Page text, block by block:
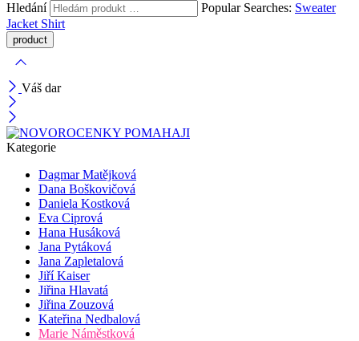
Hledání Popular Searches: Sweater
Jacket Shirt
Váš dar
Kategorie
Dagmar Matějková
Dana Boškovičová
Daniela Kostková
Eva Ciprová
Hana Husáková
Jana Pytáková
Jana Zapletalová
Jiří Kaiser
Jiřina Hlavatá
Jiřina Zouzová
Kateřina Nedbalová
Marie Náměstková